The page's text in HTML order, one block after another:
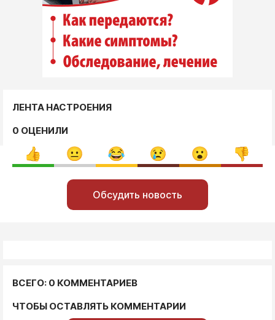
ЛЕНТА НАСТРОЕНИЯ
0 ОЦЕНИЛИ
Обсудить новость
ВСЕГО: 0 КОММЕНТАРИЕВ
ЧТОБЫ ОСТАВЛЯТЬ КОММЕНТАРИИ